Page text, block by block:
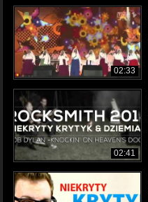
02:33
02:41